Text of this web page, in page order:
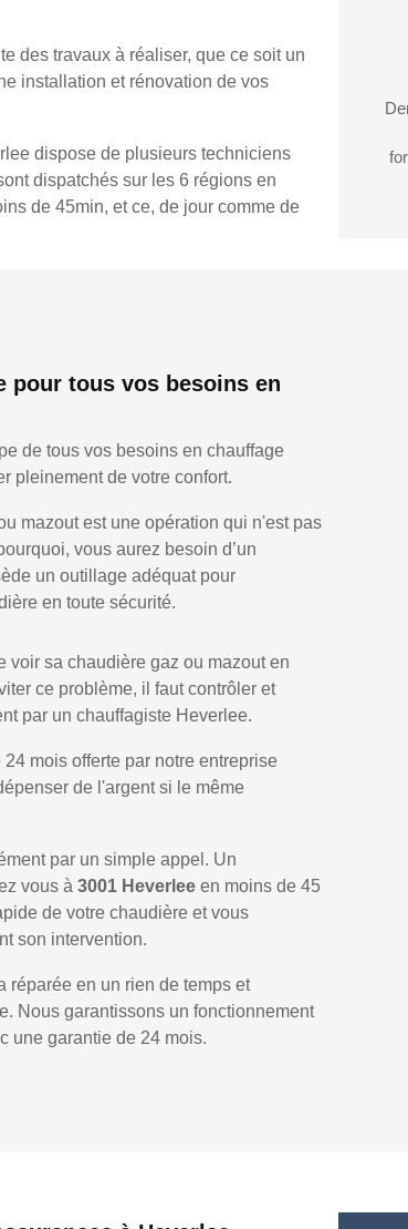
des travaux à réaliser, que ce soit un
installation et rénovation de vos
dispose de plusieurs techniciens
dispatchés sur les 6 régions en
de 45min, et ce, de jour comme de
pour tous vos besoins en
de tous vos besoins en chauffage
pleinement de votre confort.
mazout est une opération qui n'est pas
vous aurez besoin d’un
un outillage adéquat pour
en toute sécurité.
voir sa chaudière gaz ou mazout en
ce problème, il faut contrôler et
par un chauffagiste Heverlee.
mois offerte par notre entreprise
de l'argent si le même
par un simple appel. Un
vous à 3001 Heverlee en moins de 45
de votre chaudière et vous
son intervention.
réparée en un rien de temps et
Nous garantissons un fonctionnement
une garantie de 24 mois.